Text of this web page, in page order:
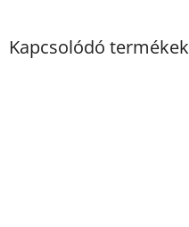
Kapcsolódó termékek